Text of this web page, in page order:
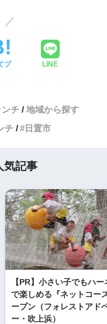
ブ LINE
ンチ
地域から探す
チ 日置市
気記事
【PR】小さい子でもハ
で楽しめる『ネットコー
ープン（フォレストアド
ー・吹上浜）